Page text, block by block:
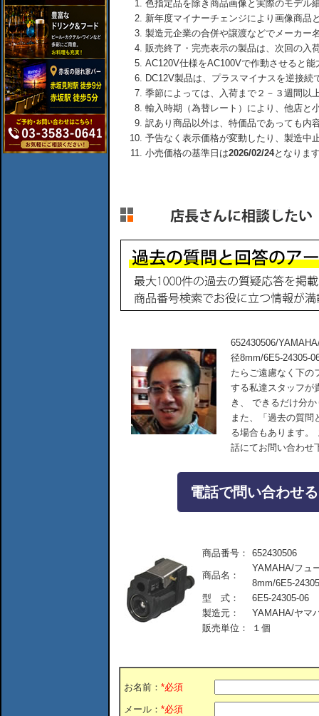
色指定品を除き商品画像と実際のモデル
新年度マイナーチェンジにより画像商品
製造元企業の合併や譲渡などでメーカー
販売終了・完売表示の製品は、次回の入
AC120V仕様をAC100Vで作動させると
DC12V製品は、プラスマイナスを逆接
季節によっては、入荷まで２－３週間以
輸入時期（為替レート）により、他店と
訳あり商品以外は、特価品であっても内
予告なく表示価格が変動したり、製造中
小売価格の基準日は2026/02/24となりま
652430506/
径8mm/6E5-24305-
たらご遠慮なく下の
する私達スタッフが
き、 できるだけ分
また、「過去の質問
る場合もあります。
話にてお問い合わせ
電話で問い合わせ
商品番号： 652430506
商品名：
YAMAHA/フュ
8mm/6E5-
型 式：
6E5-24305-06
製造元：
YAMAHA/ヤマ
販売単位：
１個
お名前： *必須
メール： *必須